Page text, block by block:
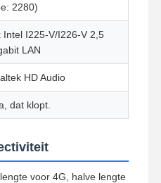
2280)
Intel I225-V/I226-V 2,5
LAN
HD Audio
dat klopt.
voor 4G, halve lengte